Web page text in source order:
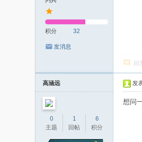
积分 32
发消息
回
高涵远
0
主题
1
回帖
6
积分
发
想问